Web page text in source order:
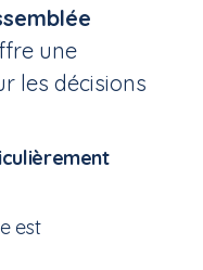
une
les décisions
est